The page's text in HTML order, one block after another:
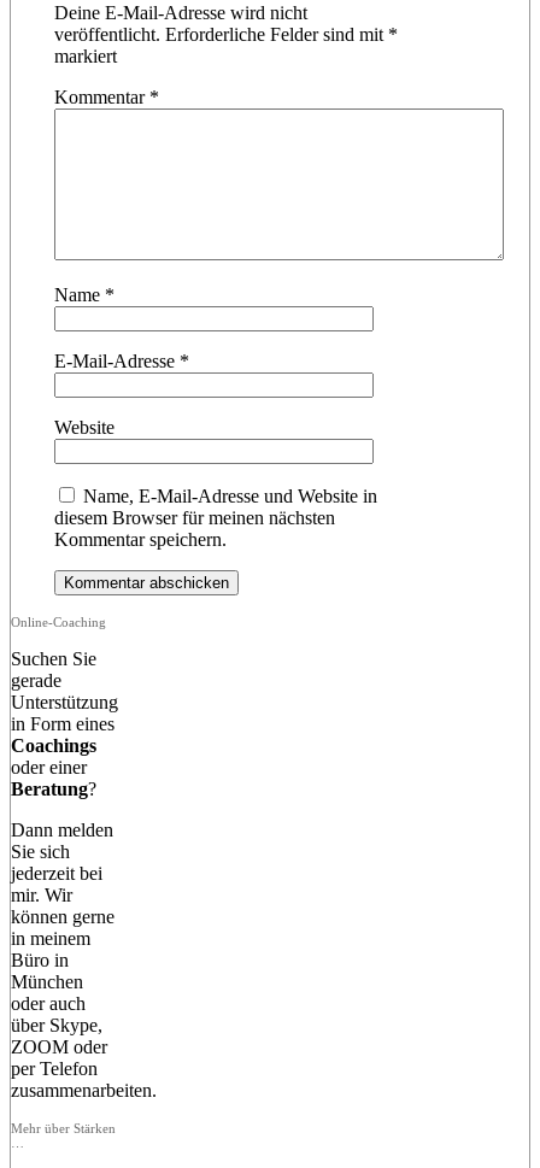
Deine E-Mail-Adresse wird nicht
veröffentlicht. Erforderliche Felder sind mit *
markiert
Kommentar *
Name *
E-Mail-Adresse *
Website
Name, E-Mail-Adresse und Website in
diesem Browser für meinen nächsten
Kommentar speichern.
Online-Coaching
Suchen Sie
gerade
Unterstützung
in Form eines
Coachings
oder einer
Beratung?
Dann melden
Sie sich
jederzeit bei
mir. Wir
können gerne
in meinem
Büro in
München
oder auch
über Skype,
ZOOM oder
per Telefon
zusammenarbeiten.
Mehr über Stärken
…